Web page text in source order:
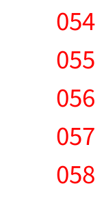
054
055
056
057
058